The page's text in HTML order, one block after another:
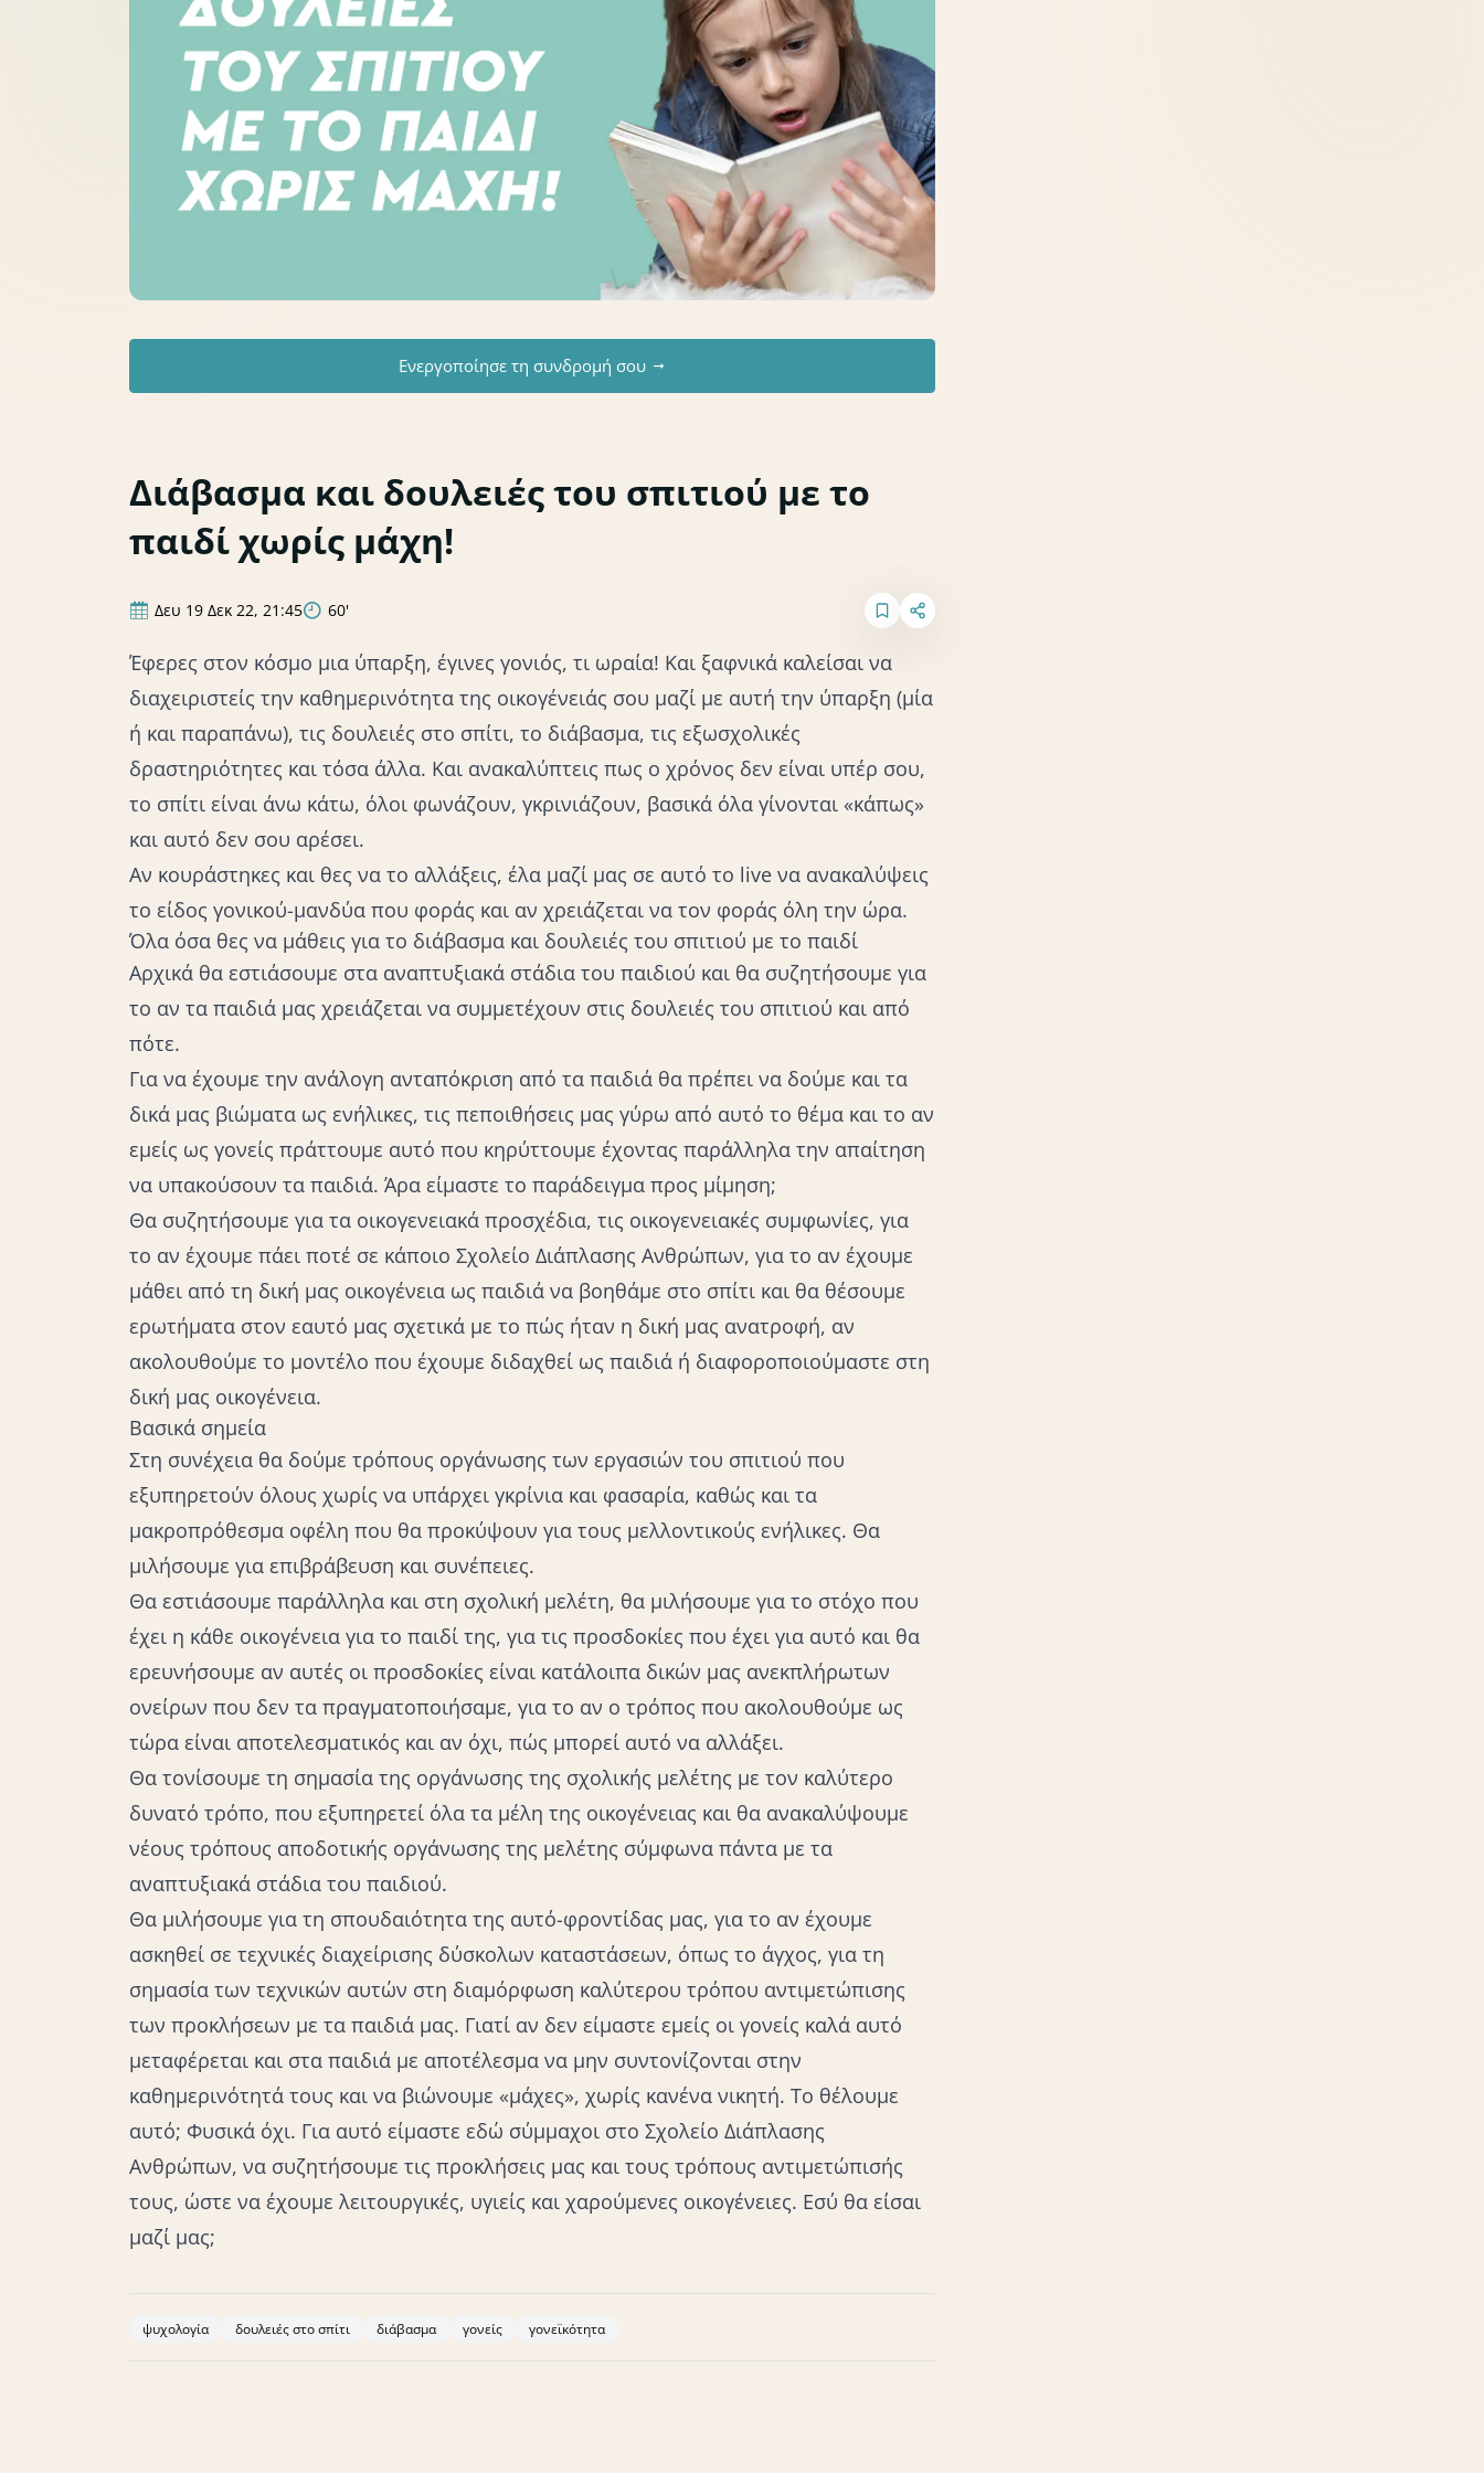
Ενεργοποίησε τη συνδρομή σου
Διάβασμα και δουλειές του σπιτιού με το
παιδί χωρίς μάχη!
Δευ 19 Δεκ 22, 21:45 60'
Έφερες στον κόσμο μια ύπαρξη, έγινες γονιός, τι ωραία! Και ξαφνικά καλείσαι να
διαχειριστείς την καθημερινότητα της οικογένειάς σου μαζί με αυτή την ύπαρξη (μία
ή και παραπάνω), τις δουλειές στο σπίτι, το διάβασμα, τις εξωσχολικές
δραστηριότητες και τόσα άλλα. Και ανακαλύπτεις πως ο χρόνος δεν είναι υπέρ σου,
το σπίτι είναι άνω κάτω, όλοι φωνάζουν, γκρινιάζουν, βασικά όλα γίνονται «κάπως»
και αυτό δεν σου αρέσει.
Αν κουράστηκες και θες να το αλλάξεις, έλα μαζί μας σε αυτό το live να ανακαλύψεις
το είδος γονικού-μανδύα που φοράς και αν χρειάζεται να τον φοράς όλη την ώρα.
Όλα όσα θες να μάθεις για το διάβασμα και δουλειές του σπιτιού με το παιδί
Αρχικά θα εστιάσουμε στα αναπτυξιακά στάδια του παιδιού και θα συζητήσουμε για
το αν τα παιδιά μας χρειάζεται να συμμετέχουν στις δουλειές του σπιτιού και από
πότε.
Για να έχουμε την ανάλογη ανταπόκριση από τα παιδιά θα πρέπει να δούμε και τα
δικά μας βιώματα ως ενήλικες, τις πεποιθήσεις μας γύρω από αυτό το θέμα και το αν
εμείς ως γονείς πράττουμε αυτό που κηρύττουμε έχοντας παράλληλα την απαίτηση
να υπακούσουν τα παιδιά. Άρα είμαστε το παράδειγμα προς μίμηση;
Θα συζητήσουμε για τα οικογενειακά προσχέδια, τις οικογενειακές συμφωνίες, για
το αν έχουμε πάει ποτέ σε κάποιο Σχολείο Διάπλασης Ανθρώπων, για το αν έχουμε
μάθει από τη δική μας οικογένεια ως παιδιά να βοηθάμε στο σπίτι και θα θέσουμε
ερωτήματα στον εαυτό μας σχετικά με το πώς ήταν η δική μας ανατροφή, αν
ακολουθούμε το μοντέλο που έχουμε διδαχθεί ως παιδιά ή διαφοροποιούμαστε στη
δική μας οικογένεια.
Βασικά σημεία
Στη συνέχεια θα δούμε τρόπους οργάνωσης των εργασιών του σπιτιού που
εξυπηρετούν όλους χωρίς να υπάρχει γκρίνια και φασαρία, καθώς και τα
μακροπρόθεσμα οφέλη που θα προκύψουν για τους μελλοντικούς ενήλικες. Θα
μιλήσουμε για επιβράβευση και συνέπειες.
Θα εστιάσουμε παράλληλα και στη σχολική μελέτη, θα μιλήσουμε για το στόχο που
έχει η κάθε οικογένεια για το παιδί της, για τις προσδοκίες που έχει για αυτό και θα
ερευνήσουμε αν αυτές οι προσδοκίες είναι κατάλοιπα δικών μας ανεκπλήρωτων
ονείρων που δεν τα πραγματοποιήσαμε, για το αν ο τρόπος που ακολουθούμε ως
τώρα είναι αποτελεσματικός και αν όχι, πώς μπορεί αυτό να αλλάξει.
Θα τονίσουμε τη σημασία της οργάνωσης της σχολικής μελέτης με τον καλύτερο
δυνατό τρόπο, που εξυπηρετεί όλα τα μέλη της οικογένειας και θα ανακαλύψουμε
νέους τρόπους αποδοτικής οργάνωσης της μελέτης σύμφωνα πάντα με τα
αναπτυξιακά στάδια του παιδιού.
Θα μιλήσουμε για τη σπουδαιότητα της αυτό-φροντίδας μας, για το αν έχουμε
ασκηθεί σε τεχνικές διαχείρισης δύσκολων καταστάσεων, όπως το άγχος, για τη
σημασία των τεχνικών αυτών στη διαμόρφωση καλύτερου τρόπου αντιμετώπισης
των προκλήσεων με τα παιδιά μας. Γιατί αν δεν είμαστε εμείς οι γονείς καλά αυτό
μεταφέρεται και στα παιδιά με αποτέλεσμα να μην συντονίζονται στην
καθημερινότητά τους και να βιώνουμε «μάχες», χωρίς κανένα νικητή. Το θέλουμε
αυτό; Φυσικά όχι. Για αυτό είμαστε εδώ σύμμαχοι στο Σχολείο Διάπλασης
Ανθρώπων, να συζητήσουμε τις προκλήσεις μας και τους τρόπους αντιμετώπισής
τους, ώστε να έχουμε λειτουργικές, υγιείς και χαρούμενες οικογένειες. Εσύ θα είσαι
μαζί μας;
ψυχολογία δουλειές στο σπίτι διάβασμα γονείς γονεϊκότητα